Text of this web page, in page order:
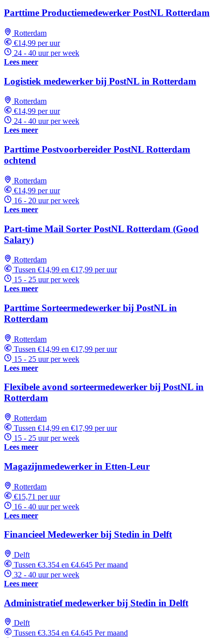
Parttime Productiemedewerker PostNL Rotterdam
Rotterdam
€14,99 per uur
24 - 40 uur per week
Lees meer
Logistiek medewerker bij PostNL in Rotterdam
Rotterdam
€14,99 per uur
24 - 40 uur per week
Lees meer
Parttime Postvoorbereider PostNL Rotterdam
ochtend
Rotterdam
€14,99 per uur
16 - 20 uur per week
Lees meer
Part-time Mail Sorter PostNL Rotterdam (Good
Salary)
Rotterdam
Tussen €14,99 en €17,99 per uur
15 - 25 uur per week
Lees meer
Parttime Sorteermedewerker bij PostNL in
Rotterdam
Rotterdam
Tussen €14,99 en €17,99 per uur
15 - 25 uur per week
Lees meer
Flexibele avond sorteermedewerker bij PostNL in
Rotterdam
Rotterdam
Tussen €14,99 en €17,99 per uur
15 - 25 uur per week
Lees meer
Magazijnmedewerker in Etten-Leur
Rotterdam
€15,71 per uur
16 - 40 uur per week
Lees meer
Financieel Medewerker bij Stedin in Delft
Delft
Tussen €3.354 en €4.645 Per maand
32 - 40 uur per week
Lees meer
Administratief medewerker bij Stedin in Delft
Delft
Tussen €3.354 en €4.645 Per maand